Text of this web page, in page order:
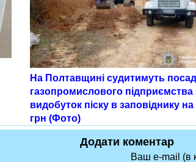
На Полтавщині судитимуть
газопромислового підприємства
видобуток піску в заповіднику
грн (Фото)
Додати коментар
Ваш e-mail (в